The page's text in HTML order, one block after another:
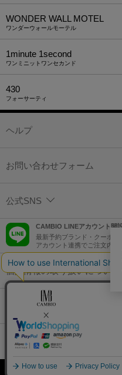
WONDER WALL MOTEL
ワンダーウォールモーテル
1minute​ 1second
ワンミニットワンセカンド
430
フォーサーティ
ヘルプ
お問い合わせフォーム
公式SNS
CAMBIO LINEアカウント開
最新予約ブランド・クーポン
アカウント連携でご注文内
個人情報の取り扱いについて
特定商取引法に基づく表示
コーポレートサイト